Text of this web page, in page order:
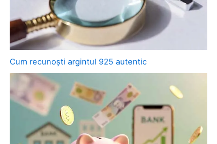
Cum recunoști argintul 925 autentic